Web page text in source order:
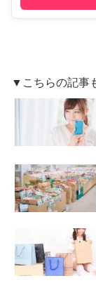
▼こちらの記事